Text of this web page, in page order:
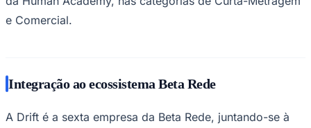
e Comercial.
Integração ao ecossistema Beta Rede
A Drift é a sexta empresa da Beta Rede, juntando-se à